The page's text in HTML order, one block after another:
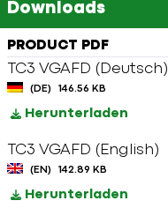
Downloads
PRODUCT PDF
TC3 VGAFD (Deutsch)
(DE) 146.56 KB
Herunterladen
TC3 VGAFD (English)
(EN) 142.89 KB
Herunterladen